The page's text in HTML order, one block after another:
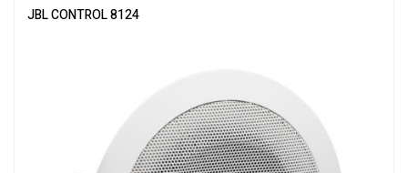
JBL CONTROL 8124